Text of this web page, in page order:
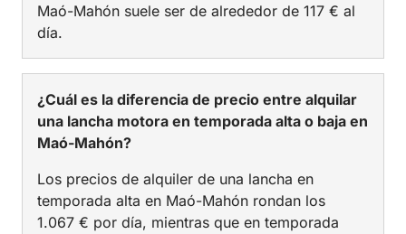
Maó-Mahón suele ser de alrededor de 117 € al
día.
¿Cuál es la diferencia de precio entre alquilar
una lancha motora en temporada alta o baja en
Maó-Mahón?
Los precios de alquiler de una lancha en
temporada alta en Maó-Mahón rondan los
1.067 € por día, mientras que en temporada